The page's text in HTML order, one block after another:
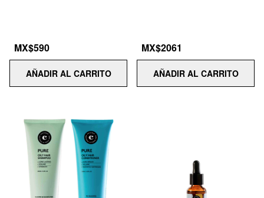
MX$590
AÑADIR AL CARRITO
MX$2061
AÑADIR AL CARRITO